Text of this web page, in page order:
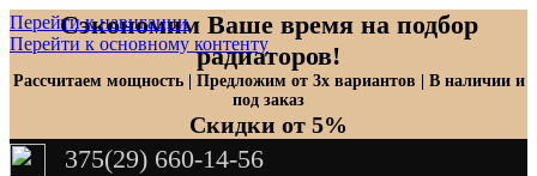
Перейти к навигации
Перейти к основному контенту
Сэкономим Ваше время на подбор
радиаторов!
Рассчитаем мощность | Предложим от 3х вариантов | В наличии и
под заказ
Скидки от 5%
375(29) 660-14-56